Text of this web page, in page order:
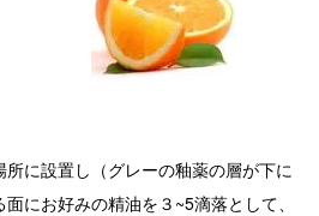
に設置し（グレーの釉薬の層が下に
にお好みの精油を３~5滴落として、